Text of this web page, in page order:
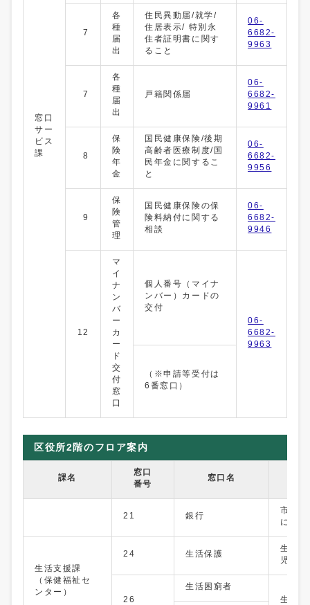
窓口
サー
ビス
課
7
各
種
届
出
住民異動届/就学/
住居表示/ 特別永
住者証明書に関す
ること
06-
6682-
9963
7
各
種
届
出
戸籍関係届
06-
6682-
9961
8
保
険
年
金
国民健康保険/後期
高齢者医療制度/国
民年金に関するこ
と
06-
6682-
9956
9
保
険
管
理
国民健康保険の保
険料納付に関する
相談
06-
6682-
9946
12
マ
イ
ナ
ン
バ
ー
カ
ー
ド
交
付
窓
口
個人番号（マイナ
ンバー）カードの
交付
06-
6682-
9963
（※申請等受付は
6番窓口）
区役所2階のフロア案内
課名
窓口
番号
窓口名
21 銀行
市税
に関
生活支援課
（保健福祉セ
ンター）
24 生活保護
生活
児童
26
生活困窮者
生活